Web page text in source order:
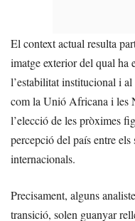
El context actual resulta
imatge exterior del qual ha
l’estabilitat institucional i
com la Unió Africana i les
l’elecció de les pròximes
percepció del país entre
internacionals.
Precisament, alguns
transició, solen guanyar